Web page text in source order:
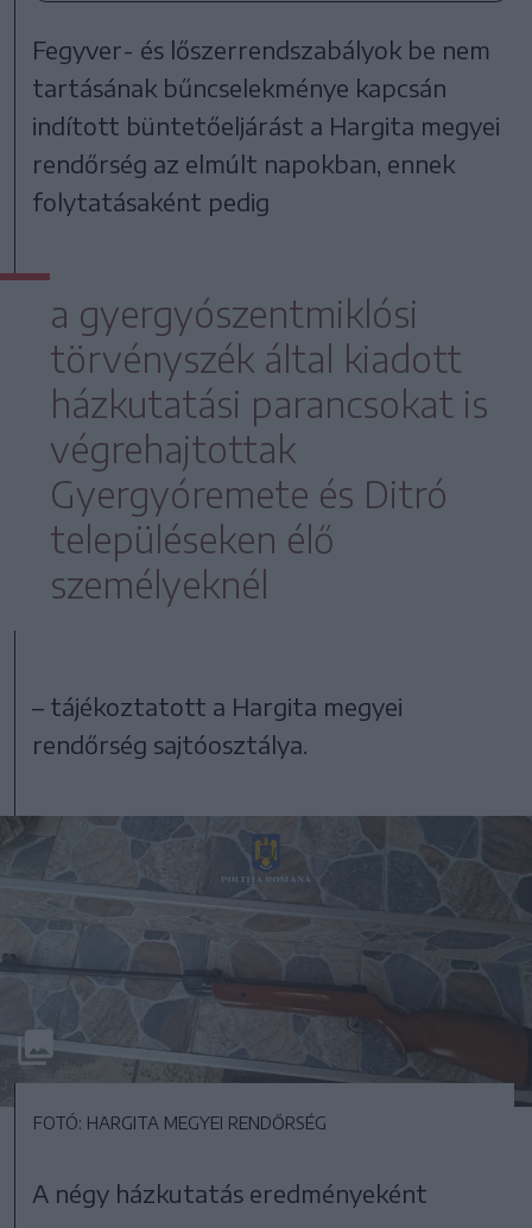
Fegyver- és lőszerrendszabályok be nem
tartásának bűncselekménye kapcsán
indított büntetőeljárást a Hargita megyei
rendőrség az elmúlt napokban, ennek
folytatásaként pedig
a gyergyószentmiklósi
törvényszék által kiadott
házkutatási parancsokat is
végrehajtottak
Gyergyóremete és Ditró
településeken élő
személyeknél
– tájékoztatott a Hargita megyei
rendőrség sajtóosztálya.
FOTÓ: HARGITA MEGYEI RENDŐRSÉG
A négy házkutatás eredményeként